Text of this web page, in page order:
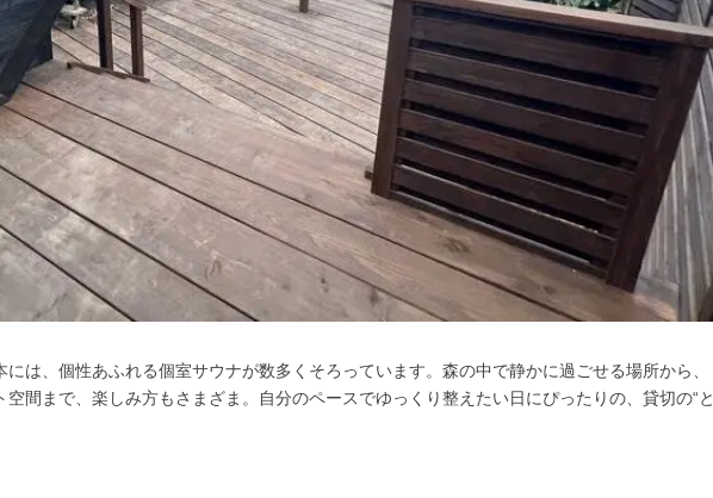
は、個性あふれる個室サウナが数多くそろっています。森の中で静かに過ごせる場所から、
間まで、楽しみ方もさまざま。自分のペースでゆっくり整えたい日にぴったりの、貸切の“と